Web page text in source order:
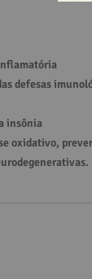
defesas
insônia
oxidativo,